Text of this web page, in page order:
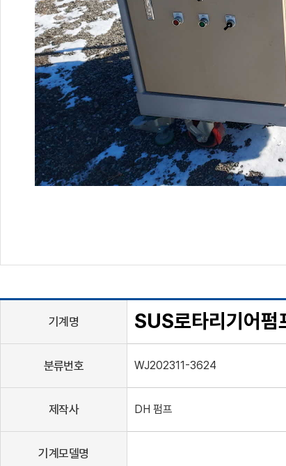
기계명 SUS로타리기어
분류번호 WJ202311-3624
제작사 DH 펌프
기계모델명